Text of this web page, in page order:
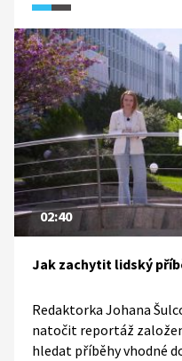
soutěže Reportéři na
02:40
Jak zachytit lidský
Redaktorka Johana
natočit reportáž
hledat příběhy vhodné